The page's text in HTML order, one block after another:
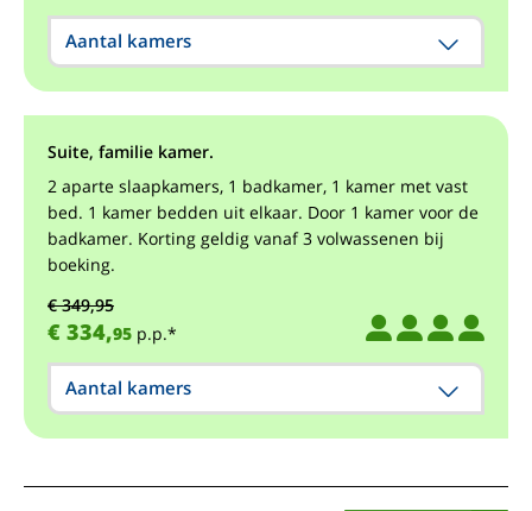
Aantal kamers
Suite, familie kamer.
2 aparte slaapkamers, 1 badkamer, 1 kamer met vast
bed. 1 kamer bedden uit elkaar. Door 1 kamer voor de
badkamer. Korting geldig vanaf 3 volwassenen bij
boeking.
€ 349,95
€ 334,95 p.p.*
Aantal kamers